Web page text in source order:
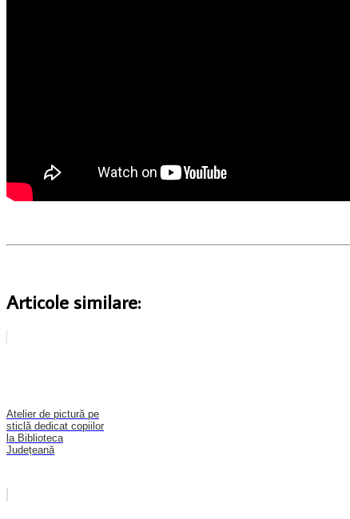
Articole similare:
Atelier de pictură pe
sticlă dedicat copiilor
la Biblioteca
Județeană